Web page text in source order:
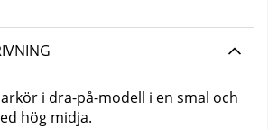
i dra-på-modell i en smal och
hög midja.